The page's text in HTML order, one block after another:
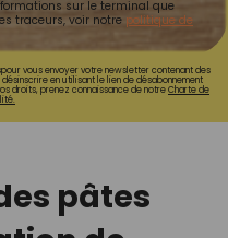
sur le terminal que
traceurs, voir notre politique de
vous envoyer votre newsletter contenant des
en utilisant le lien de désabonnement
droits, prenez connaissance de notreCharte de
pâtes